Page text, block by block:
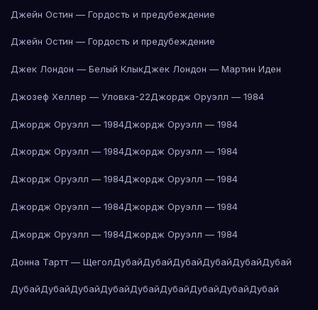
Джейн Остин — Гордость и предубеждение
Джейн Остин — Гордость и предубеждение
Джек Лондон — Белый КлыкДжек Лондон — Мартин Иден
Джозеф Хеллер — Уловка-22Джордж Оруэлл — 1984
Джордж Оруэлл — 1984Джордж Оруэлл — 1984
Джордж Оруэлл — 1984Джордж Оруэлл — 1984
Джордж Оруэлл — 1984Джордж Оруэлл — 1984
Джордж Оруэлл — 1984Джордж Оруэлл — 1984
Джордж Оруэлл — 1984Джордж Оруэлл — 1984
Донна Тартт — ЩеголДубайДубайДубайДубайДубайДубай
ДубайДубайДубайДубайДубайДубайДубайДубайДубай